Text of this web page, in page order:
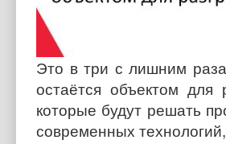
Это в три с лишним
остаётся объектом для
которые будут решать
современных